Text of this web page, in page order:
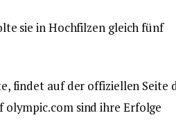
sie in Hochfilzen gleich fünf
findet auf der offiziellen Seite
sind ihre Erfolge